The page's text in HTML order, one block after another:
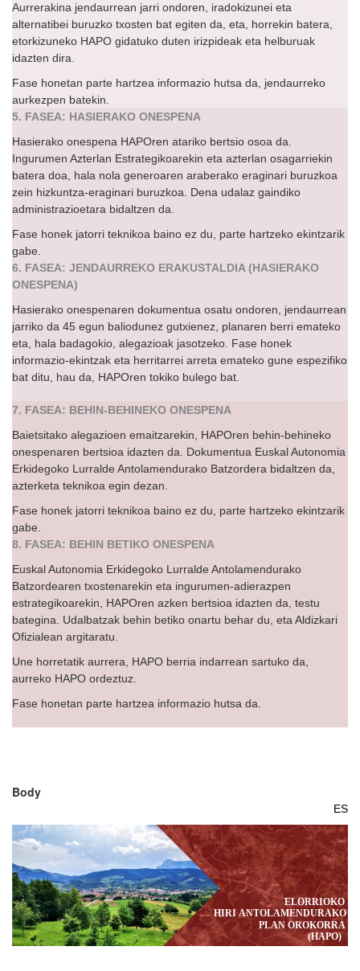
Aurrerakina jendaurrean jarri ondoren, iradokizunei eta
alternatibei buruzko txosten bat egiten da, eta, horrekin batera,
etorkizuneko HAPO gidatuko duten irizpideak eta helburuak
idazten dira.
Fase honetan parte hartzea informazio hutsa da, jendaurreko
aurkezpen batekin.
5. FASEA: HASIERAKO ONESPENA
Hasierako onespena HAPOren atariko bertsio osoa da.
Ingurumen Azterlan Estrategikoarekin eta azterlan osagarriekin
batera doa, hala nola generoaren araberako eraginari buruzkoa
zein hizkuntza-eraginari buruzkoa. Dena udalaz gaindiko
administrazioetara bidaltzen da.
Fase honek jatorri teknikoa baino ez du, parte hartzeko ekintzarik
gabe.
6. FASEA: JENDAURREKO ERAKUSTALDIA (HASIERAKO
ONESPENA)
Hasierako onespenaren dokumentua osatu ondoren, jendaurrean
jarriko da 45 egun baliodunez gutxienez, planaren berri emateko
eta, hala badagokio, alegazioak jasotzeko. Fase honek
informazio-ekintzak eta herritarrei arreta emateko gune espezifiko
bat ditu, hau da, HAPOren tokiko bulego bat.
7. FASEA: BEHIN-BEHINEKO ONESPENA
Baietsitako alegazioen emaitzarekin, HAPOren behin-behineko
onespenaren bertsioa idazten da. Dokumentua Euskal Autonomia
Erkidegoko Lurralde Antolamendurako Batzordera bidaltzen da,
azterketa teknikoa egin dezan.
Fase honek jatorri teknikoa baino ez du, parte hartzeko ekintzarik
gabe.
8. FASEA: BEHIN BETIKO ONESPENA
Euskal Autonomia Erkidegoko Lurralde Antolamendurako
Batzordearen txostenarekin eta ingurumen-adierazpen
estrategikoarekin, HAPOren azken bertsioa idazten da, testu
bategina. Udalbatzak behin betiko onartu behar du, eta Aldizkari
Ofizialean argitaratu.
Une horretatik aurrera, HAPO berria indarrean sartuko da,
aurreko HAPO ordeztuz.
Fase honetan parte hartzea informazio hutsa da.
Body
ES